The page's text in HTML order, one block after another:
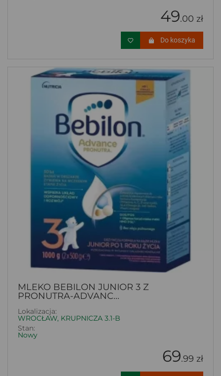
49.00 zł
Do koszyka
MLEKO BEBILON JUNIOR 3 Z
PRONUTRA-ADVANC...
Lokalizacja:
WROCŁAW, KRUPNICZA 3.1-B
Stan:
Nowy
69.99 zł